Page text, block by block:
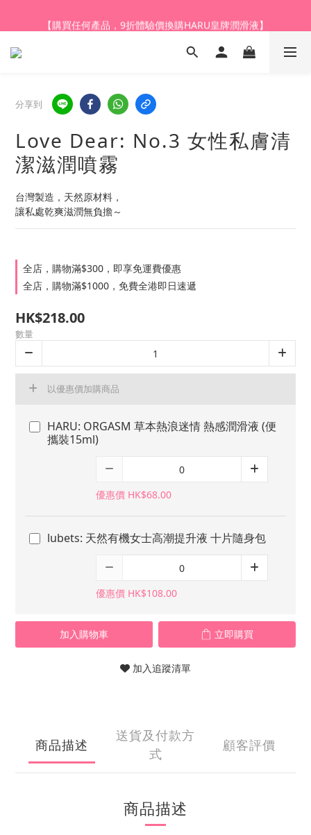
【登記會員，全店購物滿$1,000，即享全單95折】
分享到
Love Dear: No.3 女性私膚清
潔滋潤噴霧
台灣製造，天然原材料，
讓私處乾爽滋潤無負擔～
全店，購物滿$300，即享免運費優惠
全店，購物滿$1000，免費全港即日速遞
HK$218.00
數量
以優惠價加購商品
HARU: ORGASM 草本熱浪迷情 熱感潤滑液 (便
攜裝15ml)
優惠價 HK$68.00
lubets: 天然有機女士高潮提升液 十片隨身包
優惠價 HK$108.00
加入購物車 立即購買
加入追蹤清單
商品描述
送貨及付款方
式
顧客評價
商品描述